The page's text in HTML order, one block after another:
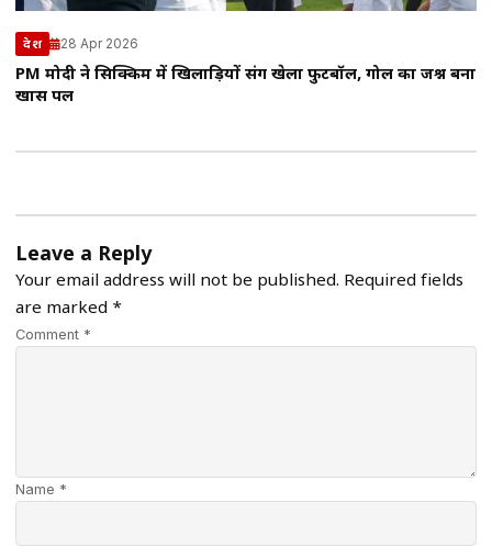
देश 28 Apr 2026
PM मोदी ने सिक्किम में खिलाड़ियों संग खेला फुटबॉल, गोल का जश्न बना
खास पल
Leave a Reply
Your email address will not be published. Required fields
are marked *
Comment *
Name *